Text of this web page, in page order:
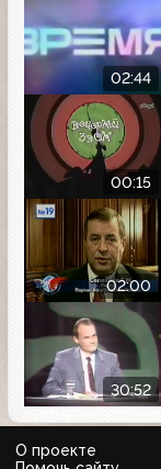
02:44
00:15
02:00
30:52
О проекте